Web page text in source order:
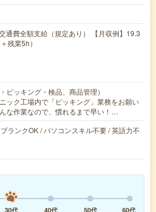
費全額支給（規定あり） 【月収例】19.3
残業5h）
ピッキング・検品、商品管理）
ック工場内で「ピッキング」業務をお願い
な作業なので、慣れるまで早い！…
ランクOK / パソコンスキル不要 / 英語力不
30代 40代 50代
60代